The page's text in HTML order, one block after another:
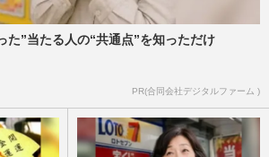
た”当たる人の“共通点”を知っただけ
PR(合同会社デジタルファーム )